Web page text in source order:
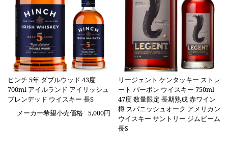
ヒンチ 5年 ダブルウッド 43度
700ml アイルランド アイリッシュ
ブレンデッド ウイスキー 長S
メーカー希望小売価格 5,000円
リージェント ケンタッキー ストレ
ート バーボン ウイスキー 750ml
47度 数量限定 長期熟成 赤ワイン
樽 スパニッシュオーク アメリカン
ウイスキー サントリー ジムビーム
長S